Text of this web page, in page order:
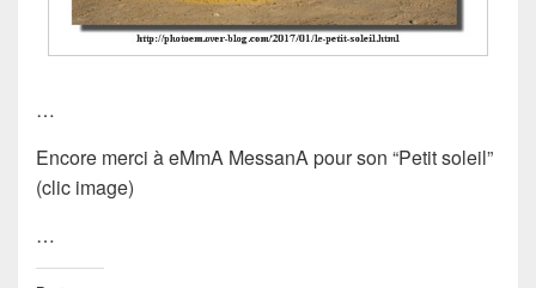
…
Encore merci à eMmA MessanA pour son “Petit soleil”
(clic image)
…